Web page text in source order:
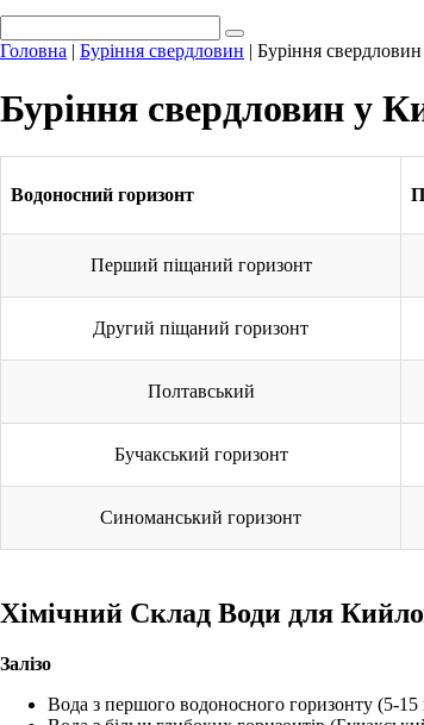
Головна | Буріння свердловин | Буріння
Буріння свердловин у
Водоносний горизонт
Перший піщаний горизонт
Другий піщаний горизонт
Полтавський
Бучакський горизонт
Синоманський горизонт
Хімічний Склад Води для
Залізо
Вода з першого водоносного горизонту (5-15